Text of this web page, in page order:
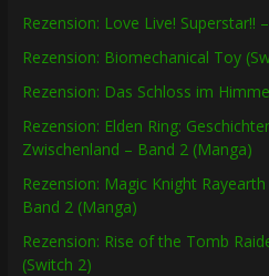
Rezension: Love Live! Superstar!!
Rezension: Biomechanical Toy
Rezension: Das Schloss im
Rezension: Elden Ring:
Zwischenland – Band 2 (Manga)
Rezension: Magic Knight
Band 2 (Manga)
Rezension: Rise of the Tomb
(Switch 2)